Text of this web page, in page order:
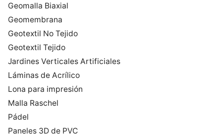
Geomalla Biaxial
Geomembrana
Geotextil No Tejido
Geotextil Tejido
Jardines Verticales Artificiales
Láminas de Acrílico
Lona para impresión
Malla Raschel
Pádel
Paneles 3D de PVC